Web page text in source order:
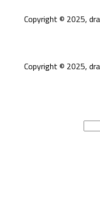
Copyright © 2025,
Copyright © 2025,